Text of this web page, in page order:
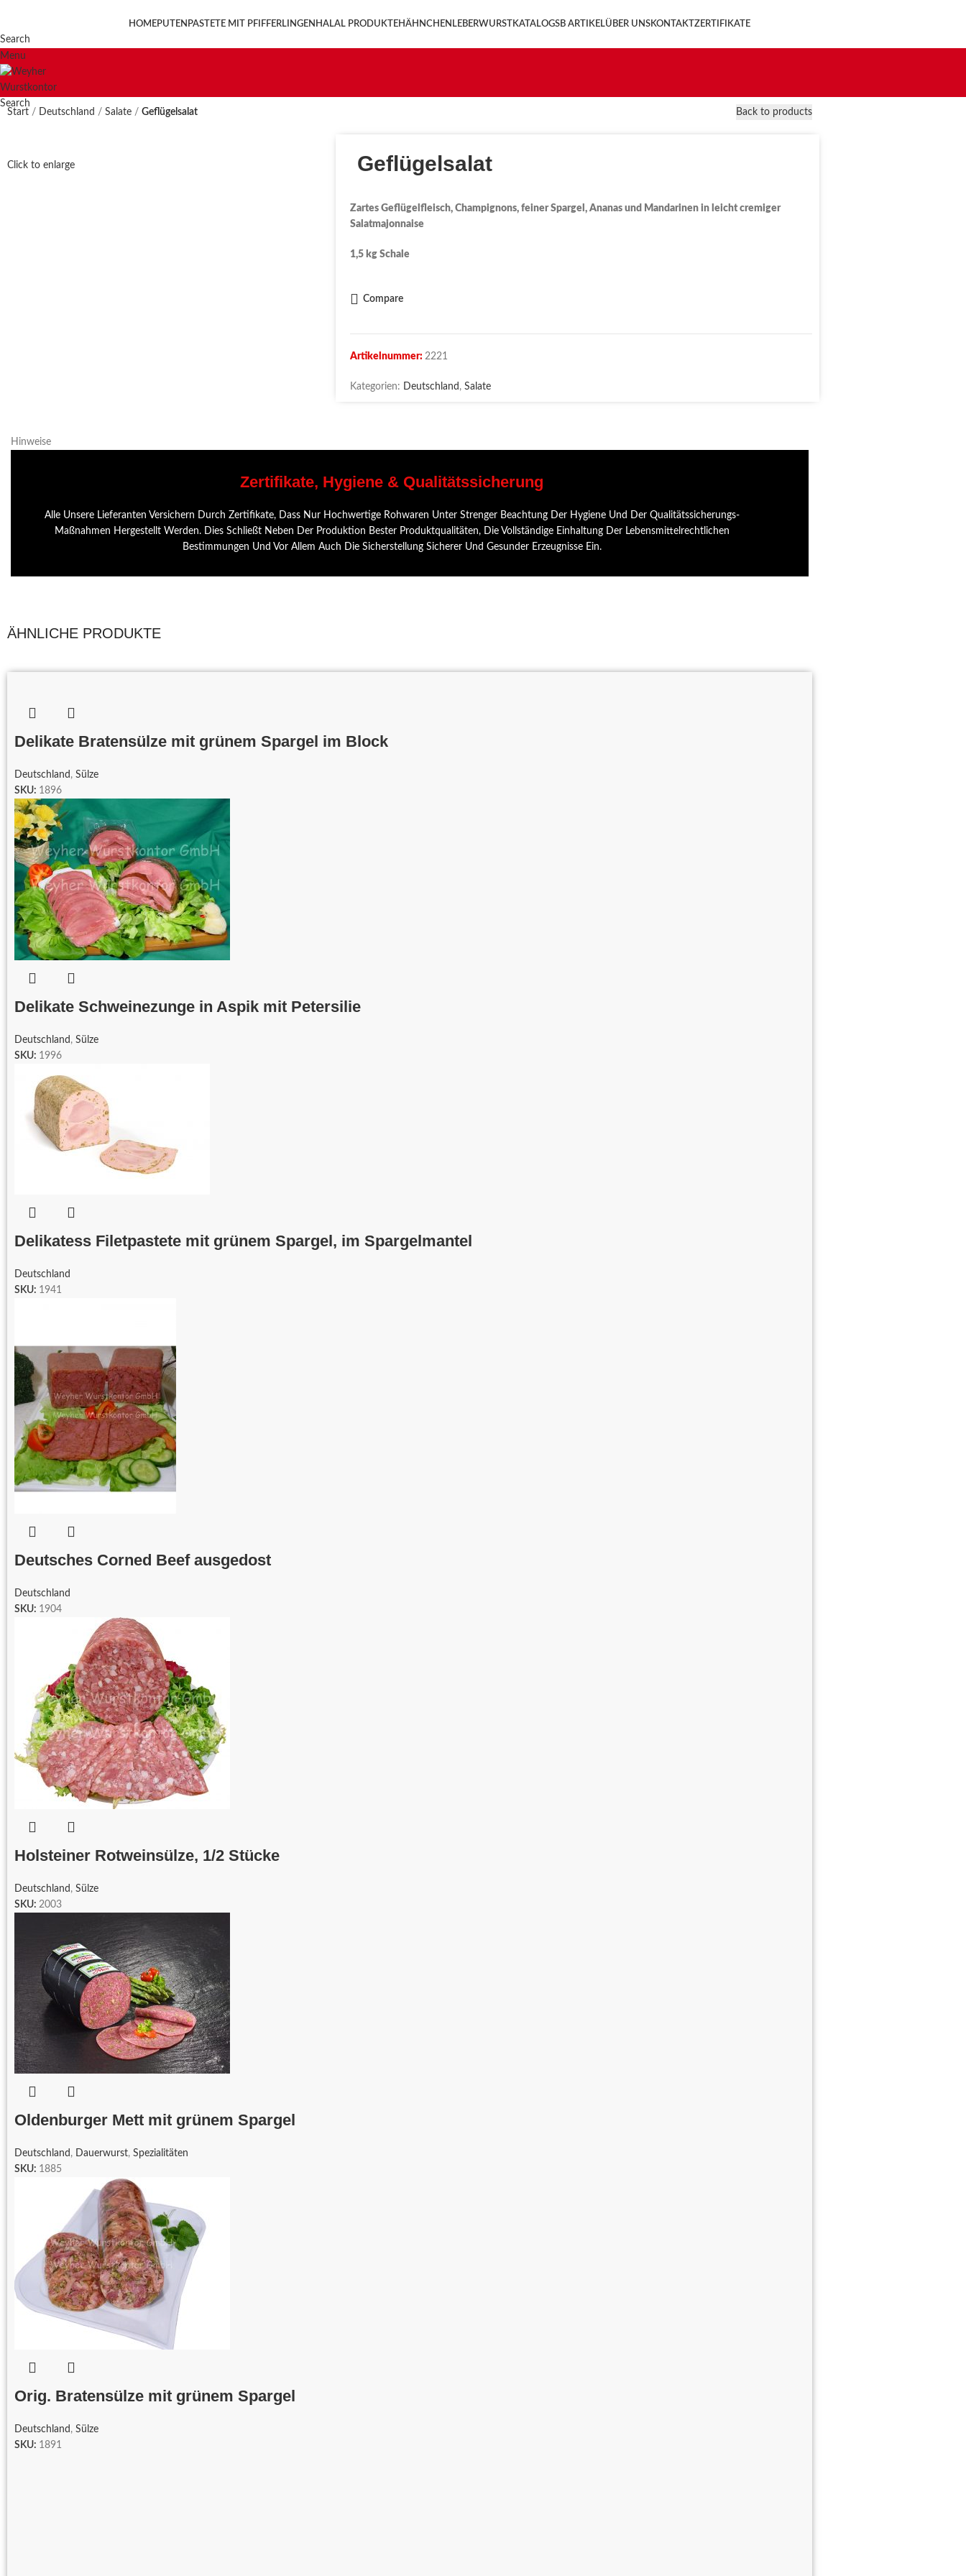
HOMEPUTENPASTETE MIT PFIFFERLINGEN HALAL PRODUKTEHÄHNCHENLEBERWURST KATALOGSB ARTIKELÜBER UNSKONTAKT ZERTIFIKATE
Search
Menu
Search
Start
Deutschland Salate Geflügelsalat Back to products
Click to enlarge Geflügelsalat
Zartes Geflügelfleisch, Champignons, feiner Spargel, Ananas und Mandarinen in leicht cremiger
Salatmajonnaise
1,5 kg Schale
Compare
Artikelnummer:2221
Kategorien: Deutschland , Salate
Hinweise
Zertifikate, Hygiene & Qualitätssicherung
Alle Unsere Lieferanten Versichern Durch Zertifikate, Dass Nur Hochwertige Rohwaren Unter Strenger Beachtung Der Hygiene Und Der Qualitätssicherungs-
Maßnahmen Hergestellt Werden. Dies Schließt Neben Der Produktion Bester Produktqualitäten, Die Vollständige Einhaltung Der Lebensmittelrechtlichen
Bestimmungen Und Vor Allem Auch Die Sicherstellung Sicherer Und Gesunder Erzeugnisse Ein.
ÄHNLICHE PRODUKTE
Delikate Bratensülze mit grünem Spargel im Block
Deutschland , Sülze
SKU: 1896
Delikate Schweinezunge in Aspik mit Petersilie
Deutschland , Sülze
SKU: 1996
Delikatess Filetpastete mit grünem Spargel, im Spargelmantel
Deutschland
SKU: 1941
Deutsches Corned Beef ausgedost
Deutschland
SKU: 1904
Holsteiner Rotweinsülze, 1/2 Stücke
Deutschland , Sülze
SKU: 2003
Oldenburger Mett mit grünem Spargel
Deutschland , Dauerwurst, Spezialitäten
SKU: 1885
Orig. Bratensülze mit grünem Spargel
Deutschland , Sülze
SKU: 1891